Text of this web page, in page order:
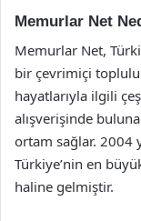
Memurlar Net
Memurlar Net,
bir çevrimiçi
hayatlarıyla ilgili
alışverişinde
ortam sağlar. 2004
Türkiye’nin en
haline gelmiştir.